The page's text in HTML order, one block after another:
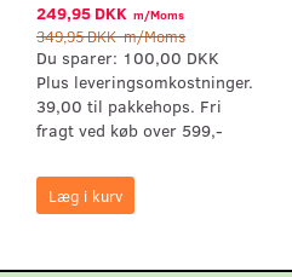
249,95 DKK m/Moms
349,95 DKKm/Moms
Du sparer: 100,00 DKK
Plus leveringsomkostninger.
39,00 til pakkehops. Fri
fragt ved køb over 599,-
Læg i kurv